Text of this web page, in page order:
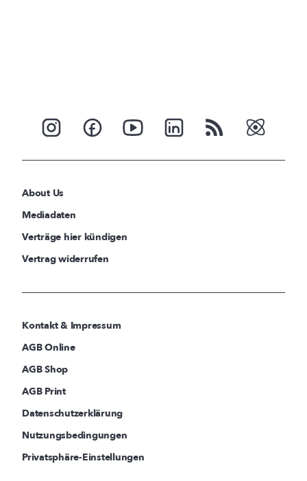
About Us
Mediadaten
Verträge hier kündigen
Vertrag widerrufen
Kontakt & Impressum
AGB Online
AGB Shop
AGB Print
Datenschutzerklärung
Nutzungsbedingungen
Privatsphäre-Einstellungen